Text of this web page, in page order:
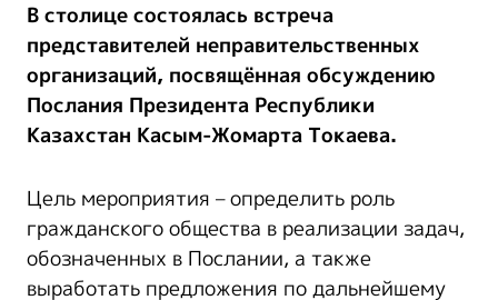
В столице состоялась встреча
представителей неправительственных
организаций, посвящённая обсуждению
Послания Президента Республики
Казахстан Касым-Жомарта Токаева.
Цель мероприятия – определить роль
гражданского общества в реализации задач,
обозначенных в Послании, а также
выработать предложения по дальнейшему